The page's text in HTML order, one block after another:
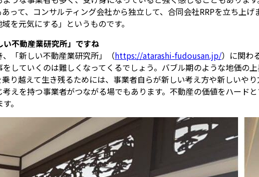
って、コンサルティング会社から独立して、合同会社RRPを立ち上
を元気にする」というものです。
い不動産業研究所」ですね
「新しい不動産業研究所」（https://atarashi-fudousan.jp/）に関わ
していくのは難しくなってくるでしょう。バブル期のような地価の
り越えて生き残るためには、事業者自らが新しい考え方や新しいや
えを持つ事業者がつながる場でもあります。不動産の価値をハード
。